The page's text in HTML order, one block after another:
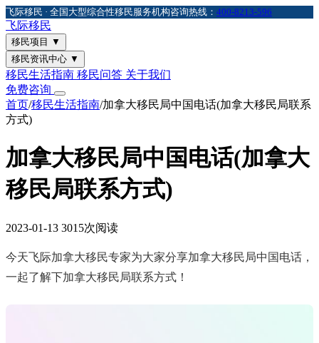
飞际移民 · 全国大型综合性移民服务机构咨询热线： 400-8213-596
飞际移民
移民项目 ▼
移民资讯中心 ▼
移民生活指南 移民问答 关于我们
免费咨询
首页/移民生活指南/加拿大移民局中国电话(加拿大移民局联系
方式)
加拿大移民局中国电话(加拿大
移民局联系方式)
2023-01-13 3015次阅读
今天飞际加拿大移民专家为大家分享加拿大移民局中国电话，
一起了解下加拿大移民局联系方式！